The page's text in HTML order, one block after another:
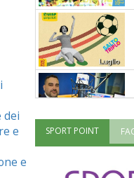
dei
e
e
SPORT POINT